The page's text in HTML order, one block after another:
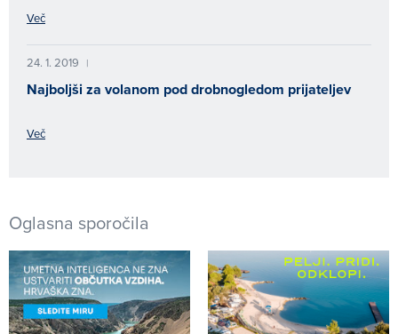
Več
24. 1. 2019 |
Najboljši za volanom pod drobnogledom prijateljev
Več
Oglasna sporočila